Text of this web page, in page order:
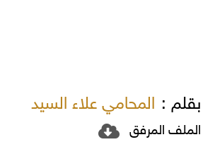
بقلم : المحامي علاء السيد
الملف المرفق